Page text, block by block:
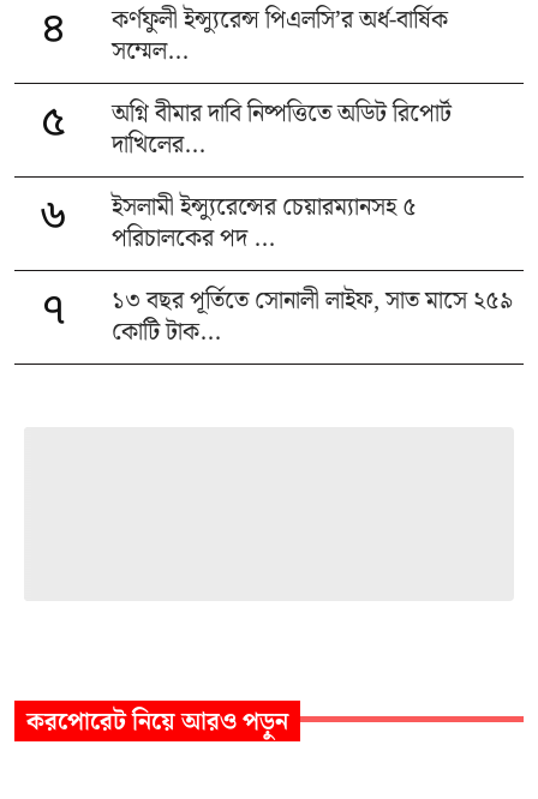
৪
কর্ণফুলী ইন্স্যুরেন্স পিএলসি’র অর্ধ-বার্ষিক
সম্মেল...
৫
অগ্নি বীমার দাবি নিষ্পত্তিতে অডিট রিপোর্ট
দাখিলের...
৬
ইসলামী ইন্স্যুরেন্সের চেয়ারম্যানসহ ৫
পরিচালকের পদ ...
৭
১৩ বছর পূর্তিতে সোনালী লাইফ, সাত মাসে ২৫৯
কোটি টাক...
করপোরেটনিয়ে আরও পড়ুন